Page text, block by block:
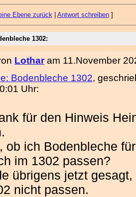
Ebene zurück Antwort schreiben ]
1302:
Lotharam 11.November
Bodenbleche 1302,
Uhr:
für den Hinweis
ob ich Bodenbleche
im 1302 passen?
übrigens jetzt
nicht passen.